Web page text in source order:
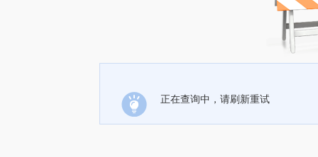
正在查询中，请刷新重试